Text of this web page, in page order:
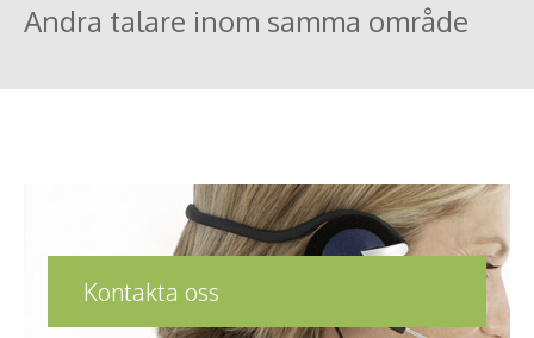
Andra talare inom samma område
Kontakta oss